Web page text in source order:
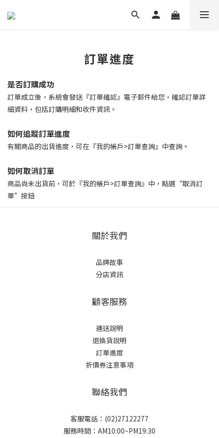
訂單進度
是否訂購成功
訂單成立後，系統會發送『訂單確認』電子郵件給您，確認訂單詳
細資料，包括訂購明細和收件資訊。
如何追蹤訂單進度
有關商品的出貨進度，可在『我的帳戶>訂單查詢』中查詢。
如何取消訂單
商品尚未出貨前，可於『我的帳戶>訂單查詢』中，點選“取消訂
單”按鈕
關於我們
品牌故事
分店資訊
顧客服務
運送說明
退換貨說明
訂單進度
折價券注意事項
聯絡我們
客服電話：(02)27122277
服務時間：AM10:00~PM19:30